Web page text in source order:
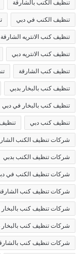
تنظيف الكنب بالشارقة
تنظيف الكنب في دبي
تنظيف كنب الانتريه الشارقة
تنظيف كنب الانتريه دبي
تنظيف كنب الشارقة
تنظيف كنب بالبخار بدبي
تنظيف كنب بالبخار في دبي
تنظيف كنب دبي
شركات تنظيف الكنب
شركات تنظيف الكنب بدبي
شركات تنظيف الكنب في
شركات تنظيف كنب
شركات تنظيف كنب بالبخار
شركات تنظيف كنب بالبخار
شركات تنظيف كنب